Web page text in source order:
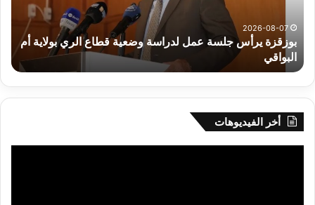
الري
بولاية
البواقي
2026-08-07
بوزقزة يرأس جلسة عمل لدراسة وضعية قطاع الري بولاية أم
البواقي
أخر الفيديوهات